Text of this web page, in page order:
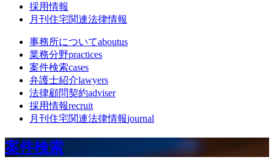
採用情報
月刊住宅関連法律情報
事務所についてaboutus
業務分野practices
案件検索cases
弁護士紹介lawyers
法律顧問契約adviser
採用情報recruit
月刊住宅関連法律情報journal
案件検索